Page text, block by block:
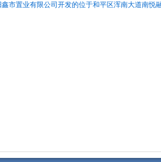
鑫市置业有限公司开发的位于和平区浑南大道南悦